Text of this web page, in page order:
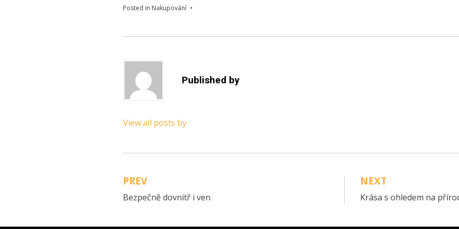
Posted in Nakupování
Published by
View all posts by
Navigace
pro
PREV
Bezpečně dovnitř i ven
NEXT
Krása s ohledem na